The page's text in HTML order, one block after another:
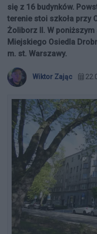
się z 16 budynków.
terenie stoi szkoła przy
Żoliborz II. W
Miejskiego Osiedla
m. st. Warszawy.
Wiktor Zając